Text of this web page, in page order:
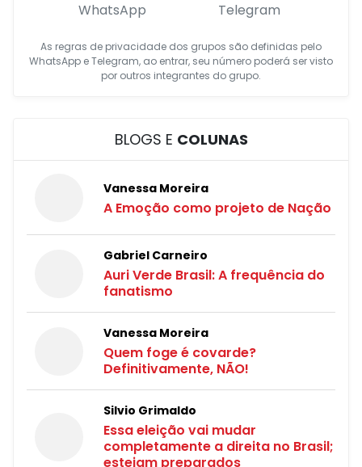
WhatsApp Telegram
As regras de privacidade dos grupos são definidas pelo
WhatsApp e Telegram, ao entrar, seu número poderá ser visto
por outros integrantes do grupo.
BLOGS E COLUNAS
Vanessa Moreira
A Emoção como projeto de Nação
Gabriel Carneiro
Auri Verde Brasil: A frequência do
fanatismo
Vanessa Moreira
Quem foge é covarde?
Definitivamente, NÃO!
Silvio Grimaldo
Essa eleição vai mudar
completamente a direita no Brasil;
estejam preparados